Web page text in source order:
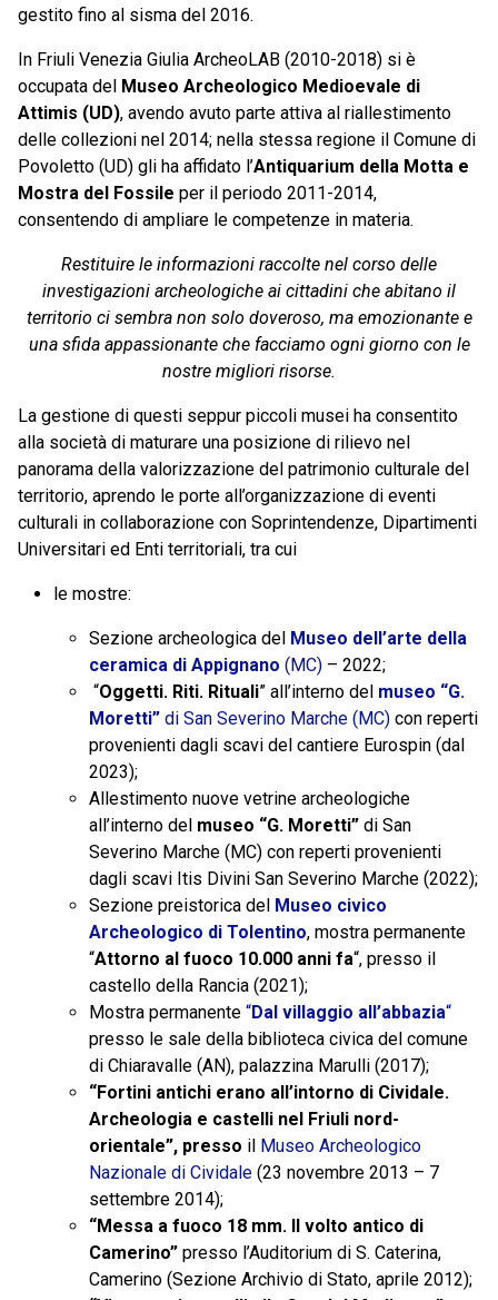
gestito fino al sisma del 2016.
In Friuli Venezia Giulia ArcheoLAB (2010-2018) si è
occupata del Museo Archeologico Medioevale di
Attimis (UD), avendo avuto parte attiva al riallestimento
delle collezioni nel 2014; nella stessa regione il Comune di
Povoletto (UD) gli ha affidato l’Antiquarium della Motta e
Mostra del Fossile per il periodo 2011-2014,
consentendo di ampliare le competenze in materia.
Restituire le informazioni raccolte nel corso delle
investigazioni archeologiche ai cittadini che abitano il
territorio ci sembra non solo doveroso, ma emozionante e
una sfida appassionante che facciamo ogni giorno con le
nostre migliori risorse.
La gestione di questi seppur piccoli musei ha consentito
alla società di maturare una posizione di rilievo nel
panorama della valorizzazione del patrimonio culturale del
territorio, aprendo le porte all’organizzazione di eventi
culturali in collaborazione con Soprintendenze, Dipartimenti
Universitari ed Enti territoriali, tra cui
le mostre:
Sezione archeologica del Museo dell’arte della
ceramica di Appignano (MC) – 2022;
“Oggetti. Riti. Rituali” all’interno del museo “G.
Moretti” di San Severino Marche (MC) con reperti
provenienti dagli scavi del cantiere Eurospin (dal
2023);
Allestimento nuove vetrine archeologiche
all’interno del museo “G. Moretti” di San
Severino Marche (MC) con reperti provenienti
dagli scavi Itis Divini San Severino Marche (2022);
Sezione preistorica del Museo civico
Archeologico di Tolentino, mostra permanente
“Attorno al fuoco 10.000 anni fa“, presso il
castello della Rancia (2021);
Mostra permanente “Dal villaggio all’abbazia“
presso le sale della biblioteca civica del comune
di Chiaravalle (AN), palazzina Marulli (2017);
“Fortini antichi erano all’intorno di Cividale.
Archeologia e castelli nel Friuli nord-
orientale”, presso il Museo Archeologico
Nazionale di Cividale (23 novembre 2013 – 7
settembre 2014);
“Messa a fuoco 18 mm. Il volto antico di
Camerino” presso l’Auditorium di S. Caterina,
Camerino (Sezione Archivio di Stato, aprile 2012);